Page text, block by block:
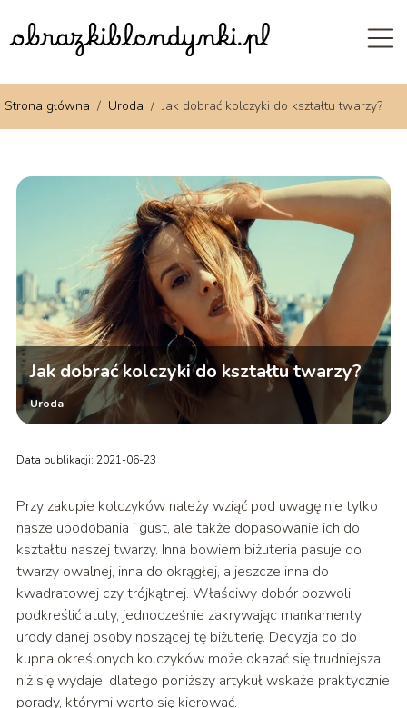
Strona główna / Uroda /Jak dobrać kolczyki do kształtu twarzy?
Jak dobrać kolczyki do kształtu twarzy?
Uroda
Data publikacji: 2021-06-23
Przy zakupie kolczyków należy wziąć pod uwagę nie tylko
nasze upodobania i gust, ale także dopasowanie ich do
kształtu naszej twarzy. Inna bowiem biżuteria pasuje do
twarzy owalnej, inna do okrągłej, a jeszcze inna do
kwadratowej czy trójkątnej. Właściwy dobór pozwoli
podkreślić atuty, jednocześnie zakrywając mankamenty
urody danej osoby noszącej tę biżuterię. Decyzja co do
kupna określonych kolczyków może okazać się trudniejsza
niż się wydaje, dlatego poniższy artykuł wskaże praktycznie
porady, którymi warto się kierować.